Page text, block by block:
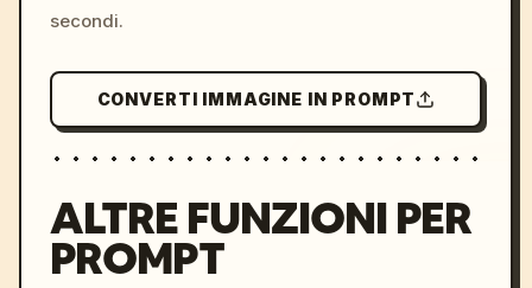
secondi.
CONVERTI IMMAGINE IN PROMPT
ALTRE FUNZIONI PER
PROMPT